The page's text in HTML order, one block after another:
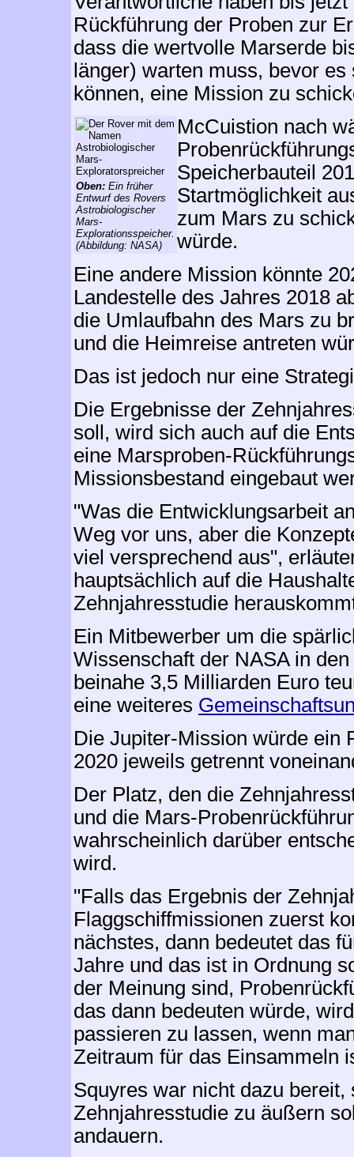
Rückführung der Proben zur
dass die wertvolle Marserde
länger) warten muss, bevor
können, eine Mission zu
Oben: Ein früher
Entwurf des Rovers
Astrobiologischer
Mars-
Explorationsspeicher.
(Abbildung: NASA)
McCuistion nach
Speicherbauteil
Startmöglichkeit
zum Mars zu
würde.
Eine andere Mission könnte
Landestelle des Jahres 2018
die Umlaufbahn des Mars zu
und die Heimreise antreten
Das ist jedoch nur eine
Die Ergebnisse der
soll, wird sich auch auf die
eine Marsproben-
Missionsbestand eingebaut
"Was die Entwicklungsarbeit
Weg vor uns, aber die
viel versprechend aus",
hauptsächlich auf die
Zehnjahresstudie
Ein Mitbewerber um die
Wissenschaft der NASA in
beinahe 3,5 Milliarden Euro
eine weiteres
Die Jupiter-Mission würde ein
2020 jeweils getrennt
Der Platz, den die
und die Mars-
wahrscheinlich darüber
wird.
"Falls das Ergebnis der
Flaggschiffmissionen zuerst
nächstes, dann bedeutet das
Jahre und das ist in Ordnung
der Meinung sind,
das dann bedeuten würde,
passieren zu lassen, wenn
Zeitraum für das Einsammeln
Squyres war nicht dazu
Zehnjahresstudie zu äußern
andauern.